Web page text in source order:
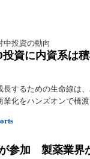
中投資の動向
資に内資系は
長するための生命線は
業化をハンズオンで橋
参加 製薬業界